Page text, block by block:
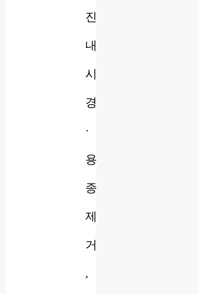
진
내
시
경
·
용
종
제
거
,